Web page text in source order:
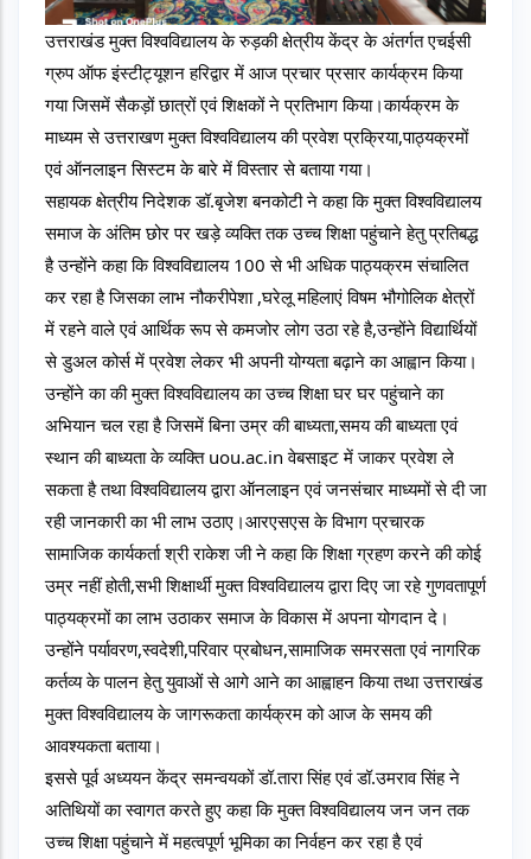
उत्तराखंड मुक्त विश्वविद्यालय के रुड़की क्षेत्रीय केंद्र के अंतर्गत एचईसी
ग्रुप ऑफ इंस्टीट्यूशन हरिद्वार में आज प्रचार प्रसार कार्यक्रम किया
गया जिसमें सैकड़ों छात्रों एवं शिक्षकों ने प्रतिभाग किया।कार्यक्रम के
माध्यम से उत्तराखण मुक्त विश्वविद्यालय की प्रवेश प्रक्रिया,पाठ्यक्रमों
एवं ऑनलाइन सिस्टम के बारे में विस्तार से बताया गया।
सहायक क्षेत्रीय निदेशक डॉ.बृजेश बनकोटी ने कहा कि मुक्त विश्वविद्यालय
समाज के अंतिम छोर पर खड़े व्यक्ति तक उच्च शिक्षा पहुंचाने हेतु प्रतिबद्ध
है उन्होंने कहा कि विश्वविद्यालय 100 से भी अधिक पाठ्यक्रम संचालित
कर रहा है जिसका लाभ नौकरीपेशा ,घरेलू महिलाएं विषम भौगोलिक क्षेत्रों
में रहने वाले एवं आर्थिक रूप से कमजोर लोग उठा रहे है,उन्होंने विद्यार्थियों
से डुअल कोर्स में प्रवेश लेकर भी अपनी योग्यता बढ़ाने का आह्वान किया।
उन्होंने का की मुक्त विश्वविद्यालय का उच्च शिक्षा घर घर पहुंचाने का
अभियान चल रहा है जिसमें बिना उम्र की बाध्यता,समय की बाध्यता एवं
स्थान की बाध्यता के व्यक्ति uou.ac.in वेबसाइट में जाकर प्रवेश ले
सकता है तथा विश्वविद्यालय द्वारा ऑनलाइन एवं जनसंचार माध्यमों से दी जा
रही जानकारी का भी लाभ उठाए।आरएसएस के विभाग प्रचारक
सामाजिक कार्यकर्ता श्री राकेश जी ने कहा कि शिक्षा ग्रहण करने की कोई
उम्र नहीं होती,सभी शिक्षार्थी मुक्त विश्वविद्यालय द्वारा दिए जा रहे गुणवतापूर्ण
पाठ्यक्रमों का लाभ उठाकर समाज के विकास में अपना योगदान दे।
उन्होंने पर्यावरण,स्वदेशी,परिवार प्रबोधन,सामाजिक समरसता एवं नागरिक
कर्तव्य के पालन हेतु युवाओं से आगे आने का आह्वाहन किया तथा उत्तराखंड
मुक्त विश्वविद्यालय के जागरूकता कार्यक्रम को आज के समय की
आवश्यकता बताया।
इससे पूर्व अध्ययन केंद्र समन्वयकों डॉ.तारा सिंह एवं डॉ.उमराव सिंह ने
अतिथियों का स्वागत करते हुए कहा कि मुक्त विश्वविद्यालय जन जन तक
उच्च शिक्षा पहुंचाने में महत्वपूर्ण भूमिका का निर्वहन कर रहा है एवं